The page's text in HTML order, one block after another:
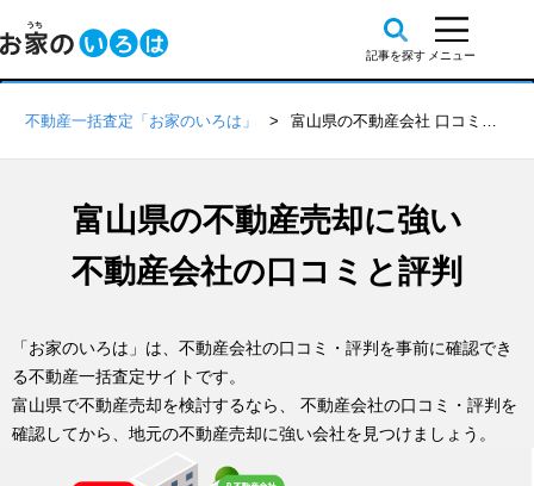
不動産一括査定「お家のいろは」 富山県の不動産会社 口コミ・評判一覧
富山県の不動産売却に強い
不動産会社の 口コミと評判
「お家のいろは」は、不動産会社の口コミ・評判を事前に確認でき
る不動産一括査定サイトです。
富山県で不動産売却を検討するなら、 不動産会社の口コミ・評判を
確認してから、地元の不動産売却に強い会社を見つけましょう。